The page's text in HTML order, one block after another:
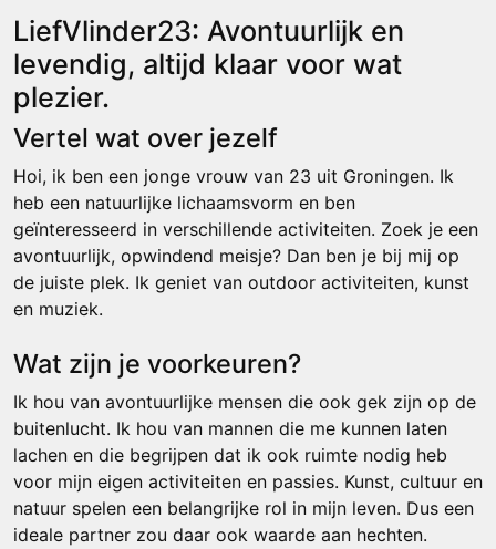
LiefVlinder23: Avontuurlijk en
levendig, altijd klaar voor wat
plezier.
Vertel wat over jezelf
Hoi, ik ben een jonge vrouw van 23 uit Groningen. Ik
heb een natuurlijke lichaamsvorm en ben
geïnteresseerd in verschillende activiteiten. Zoek je een
avontuurlijk, opwindend meisje? Dan ben je bij mij op
de juiste plek. Ik geniet van outdoor activiteiten, kunst
en muziek.
Wat zijn je voorkeuren?
Ik hou van avontuurlijke mensen die ook gek zijn op de
buitenlucht. Ik hou van mannen die me kunnen laten
lachen en die begrijpen dat ik ook ruimte nodig heb
voor mijn eigen activiteiten en passies. Kunst, cultuur en
natuur spelen een belangrijke rol in mijn leven. Dus een
ideale partner zou daar ook waarde aan hechten.